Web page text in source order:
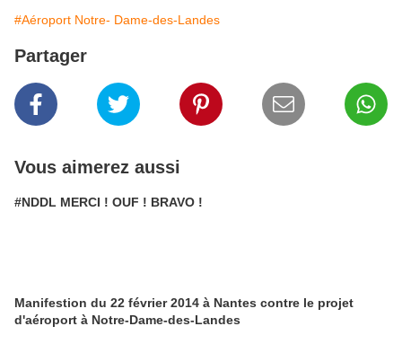
#Aéroport Notre- Dame-des-Landes
Partager
Vous aimerez aussi
#NDDL MERCI ! OUF ! BRAVO !
Manifestion du 22 février 2014 à Nantes contre le projet
d'aéroport à Notre-Dame-des-Landes